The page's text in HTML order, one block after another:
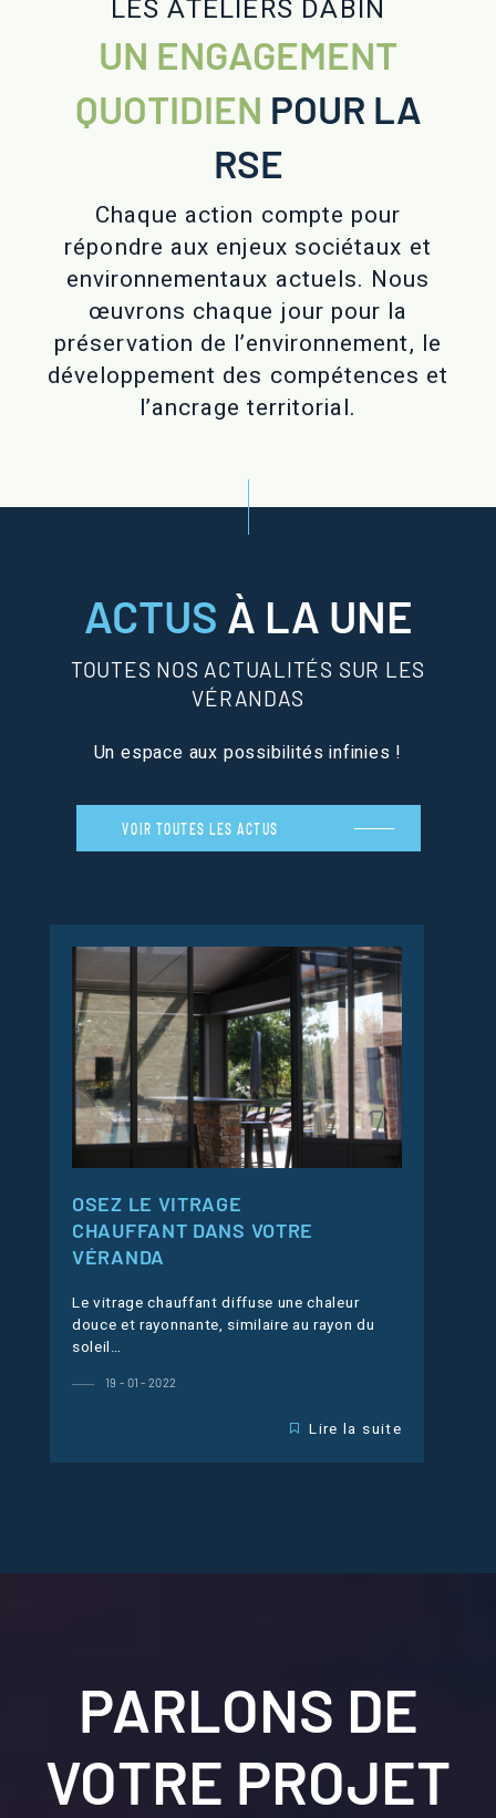
LES ATELIERS DABIN
UN ENGAGEMENT
QUOTIDIEN POUR LA
RSE
Chaque action compte pour
répondre aux enjeux sociétaux et
environnementaux actuels. Nous
œuvrons chaque jour pour la
préservation de l’environnement, le
développement des compétences et
l’ancrage territorial.
ACTUS À LA UNE
TOUTES NOS ACTUALITÉS SUR LES
VÉRANDAS
Un espace aux possibilités infinies !
VOIR TOUTES LES ACTUS
OSEZ LE VITRAGE
CHAUFFANT DANS VOTRE
VÉRANDA
Le vitrage chauffant diffuse une chaleur
douce et rayonnante, similaire au rayon du
soleil…
19 - 01 - 2022
Lire la suite
PARLONS DE
VOTRE PROJET